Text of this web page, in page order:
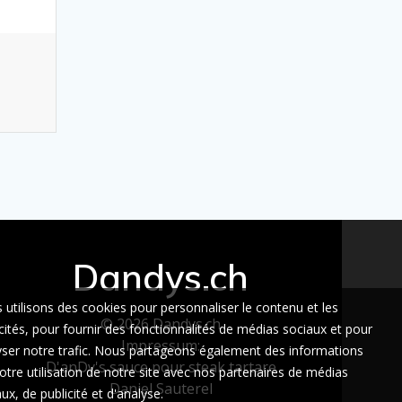
Dandys.ch
© 2026 Dandys.ch
Impressum:
D'anDy's sauce pour steak tartare
Daniel Sauterel
utilisons des cookies pour personnaliser le contenu et les
pour fournir des fonctionnalités de médias sociaux et pour
notre trafic. Nous partageons également des informations
utilisation de notre site avec nos partenaires de médias
de publicité et d'analyse.